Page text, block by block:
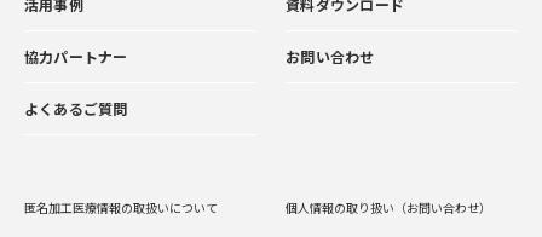
活用事例 資料ダウンロード
協力パートナー お問い合わせ
よくあるご質問
匿名加工医療情報の取扱いについて 個人情報の取り扱い（お問い合わせ）